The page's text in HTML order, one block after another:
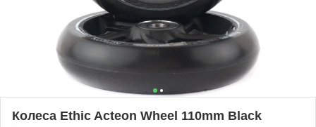
Колеса Ethic Acteon Wheel 110mm Black